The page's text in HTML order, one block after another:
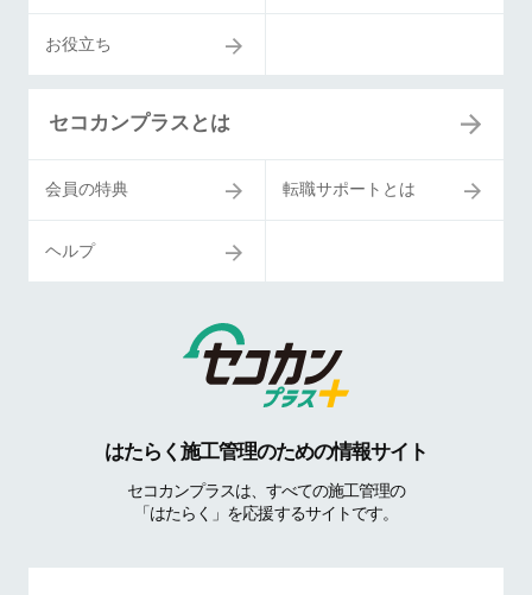
お役立ち
セコカンプラスとは
会員の特典 転職サポートとは
ヘルプ
はたらく施工管理のための情報サイト
セコカンプラスは、すべての施工管理の
「はたらく」を応援するサイトです。